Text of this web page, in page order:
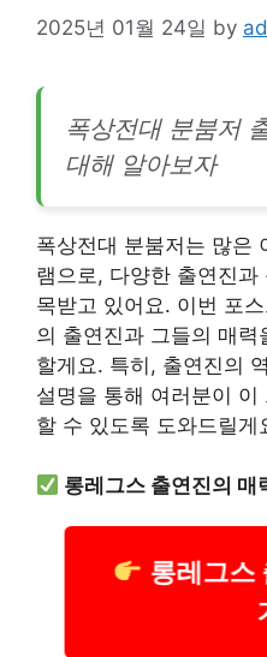
2025년 01월 24일 by
폭상전대 분붐저
대해 알아보자
폭상전대 분붐저는 많은
램으로, 다양한 출연진과
목받고 있어요. 이번 포
의 출연진과 그들의 매
할게요. 특히, 출연진의
설명을 통해 여러분이
할 수 있도록 도와드릴게
롱레그스 출연진의 매
롱레그스